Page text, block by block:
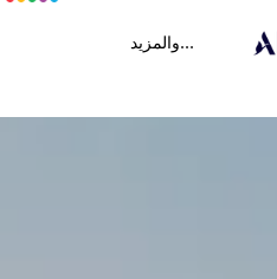
...والمزيد